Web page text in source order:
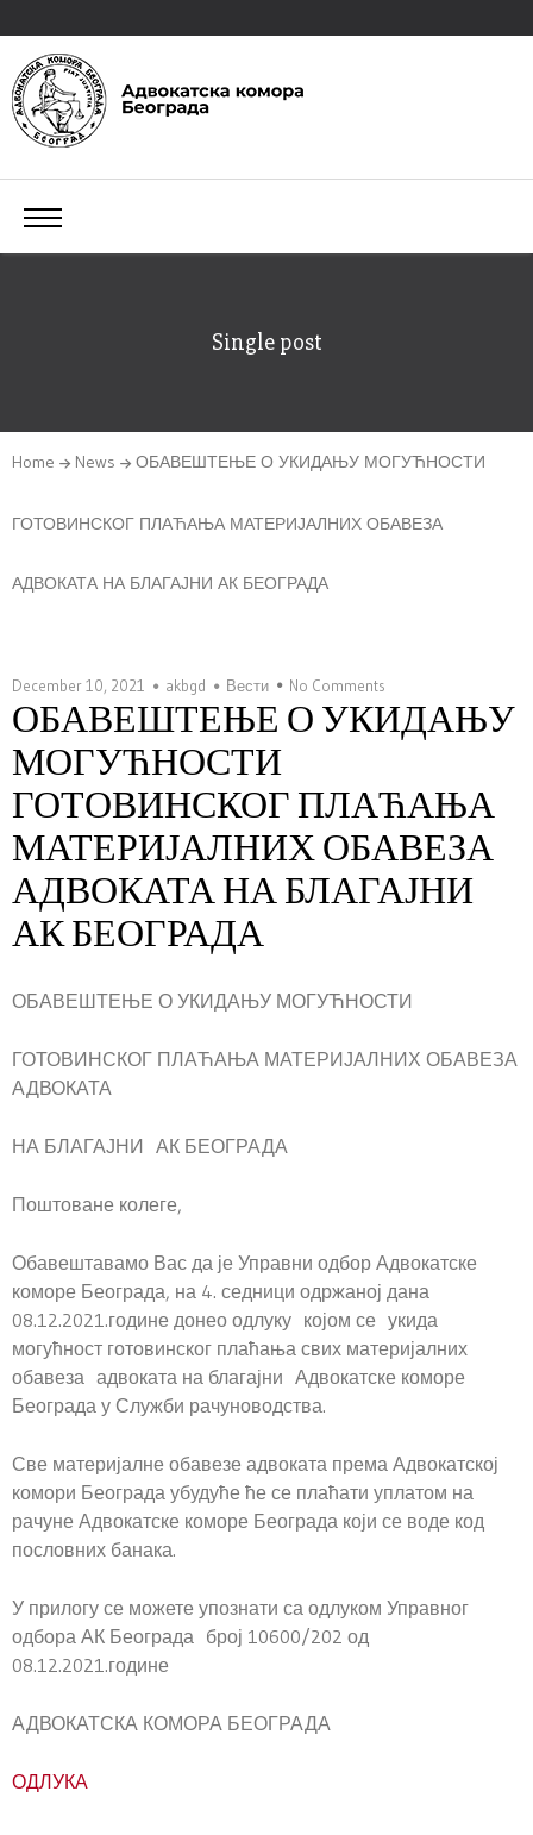
Single post
Home News ОБАВЕШТЕЊЕ О УКИДАЊУ МОГУЋНОСТИ
ГОТОВИНСКОГ ПЛАЋАЊА МАТЕРИЈАЛНИХ ОБАВЕЗА
АДВОКАТА НА БЛАГАЈНИ АК БЕОГРАДА
December 10, 2021 akbgd Вести No Comments
ОБАВЕШТЕЊЕ О УКИДАЊУ
МОГУЋНОСТИ
ГОТОВИНСКОГ ПЛАЋАЊА
МАТЕРИЈАЛНИХ ОБАВЕЗА
АДВОКАТА НА БЛАГАЈНИ
АК БЕОГРАДА
ОБАВЕШТЕЊЕ О УКИДАЊУ МОГУЋНОСТИ
ГОТОВИНСКОГ ПЛАЋАЊА МАТЕРИЈАЛНИХ ОБАВЕЗА
АДВОКАТА
НА БЛАГАЈНИ АК БЕОГРАДА
Поштоване колеге,
Обавештавамо Вас да је Управни одбор Адвокатске
коморе Београда, на 4. седници одржаној дана
08.12.2021.године донео одлуку којом се укида
могућност готовинског плаћања свих материјалних
обавеза адвоката на благајни Адвокатске коморе
Београда у Служби рачуноводства.
Све материјалне обавезе адвоката према Адвокатској
комори Београда убудуће ће се плаћати уплатом на
рачуне Адвокатске коморе Београда који се воде код
пословних банака.
У прилогу се можете упознати са одлуком Управног
одбора АК Београда број 10600/202 од
08.12.2021.године
АДВОКАТСКА КОМОРА БЕОГРАДА
ОДЛУКА